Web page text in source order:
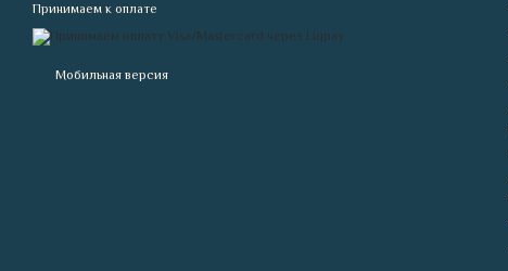
Принимаем к оплате
Мобильная версия